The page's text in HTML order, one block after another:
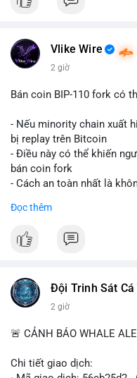
Vlike Wire
2 giờ
Bán coin BIP-110 fork có
- Nếu minority chain xuất
bị replay trên Bitcoin
- Điều này có thể khiến
bán coin fork
- Cách an toàn nhất là
-#binancesquare
$btc
📰 Nguồn: CoinDesk
Đọc thêm
Đội Trinh Sát Cá
2 giờ
🚨 CẢNH BÁO WHALE
Chi tiết giao dịch: